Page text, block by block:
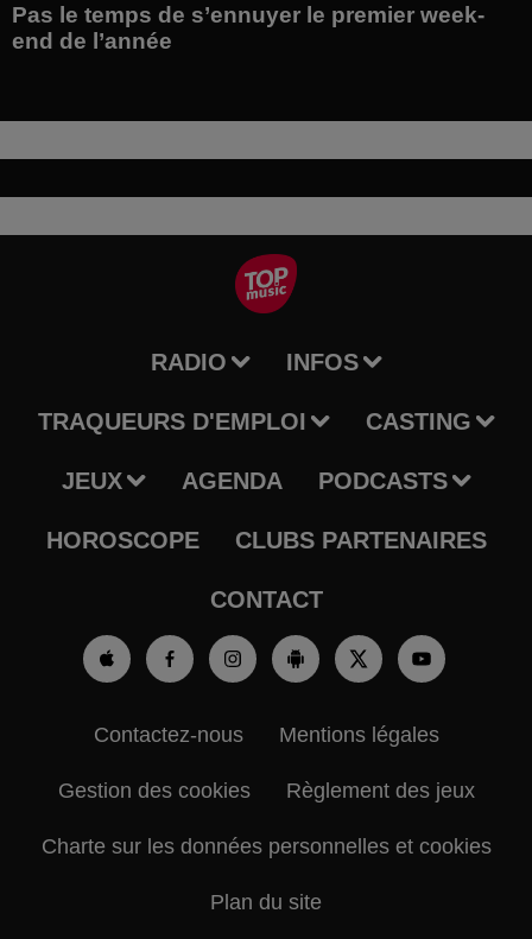
Pas le temps de s’ennuyer le premier week-
end de l’année
RADIO INFOS
TRAQUEURS D'EMPLOI CASTING
JEUX AGENDA PODCASTS
HOROSCOPE CLUBS PARTENAIRES
CONTACT
Contactez-nous Mentions légales
Gestion des cookies Règlement des jeux
Charte sur les données personnelles et cookies
Plan du site